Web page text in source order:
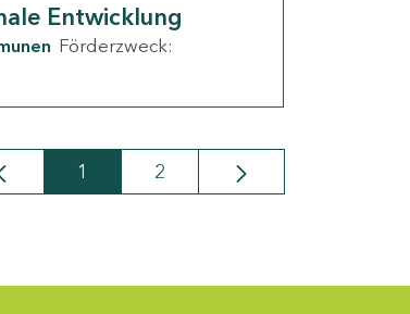
Entwicklung
Förderzweck:
Seite
1 Seite
2